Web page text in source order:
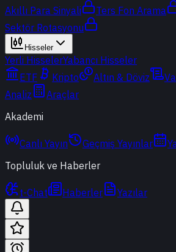
Akıllı Para Sinyali
Ters Fon Arama
Sektör Rotasyonu
Hisseler
Yerli HisselerYabancı Hisseler
ETF
Kripto Altın & Döviz
Analiz
Araçlar
Akademi
Canlı Yayın Geçmiş Yayınlar
Topluluk ve Haberler
t-Chat Haberler Yazılar